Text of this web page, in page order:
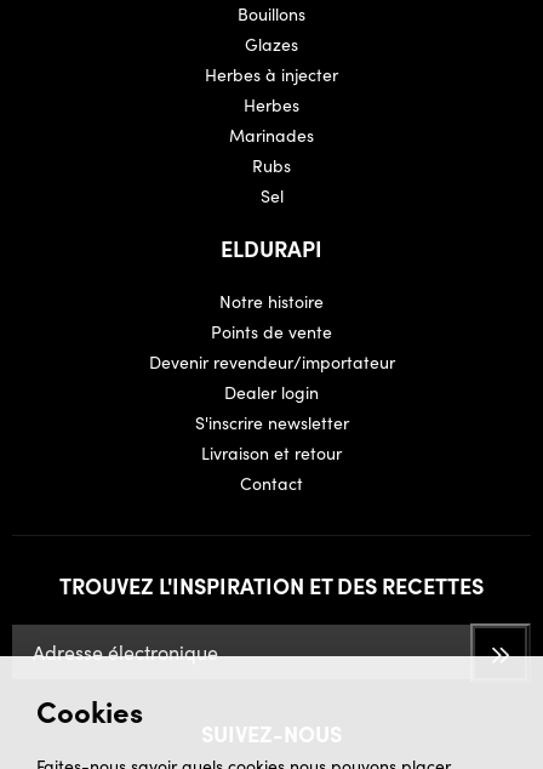
Cookies
Bouillons
Glazes
Herbes à injecter
Herbes
Marinades
Rubs
Sel
ELDURAPI
Notre histoire
Points de vente
Devenir revendeur/importateur
Dealer login
S'inscrire newsletter
Livraison et retour
Contact
TROUVEZ L'INSPIRATION ET DES RECETTES
SUIVEZ-NOUS